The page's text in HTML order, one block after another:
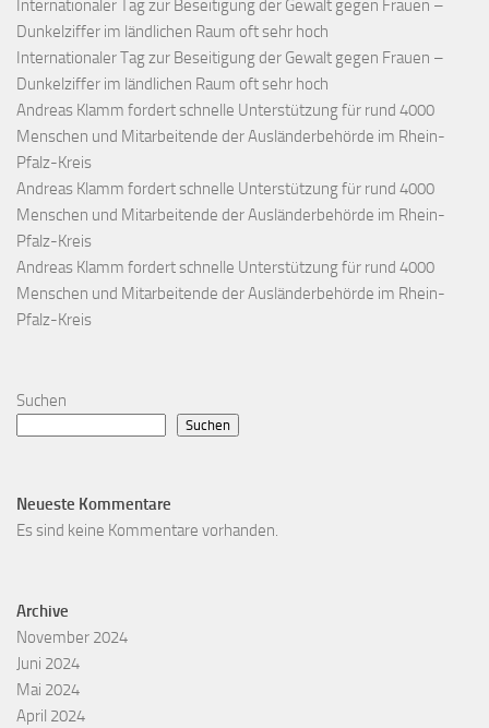
Internationaler Tag zur Beseitigung der Gewalt gegen Frauen –
Dunkelziffer im ländlichen Raum oft sehr hoch
Internationaler Tag zur Beseitigung der Gewalt gegen Frauen –
Dunkelziffer im ländlichen Raum oft sehr hoch
Andreas Klamm fordert schnelle Unterstützung für rund 4000
Menschen und Mitarbeitende der Ausländerbehörde im Rhein-
Pfalz-Kreis
Andreas Klamm fordert schnelle Unterstützung für rund 4000
Menschen und Mitarbeitende der Ausländerbehörde im Rhein-
Pfalz-Kreis
Andreas Klamm fordert schnelle Unterstützung für rund 4000
Menschen und Mitarbeitende der Ausländerbehörde im Rhein-
Pfalz-Kreis
Suchen
Suchen
Neueste Kommentare
Es sind keine Kommentare vorhanden.
Archive
November 2024
Juni 2024
Mai 2024
April 2024